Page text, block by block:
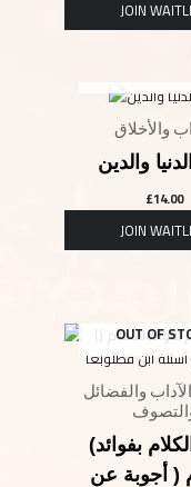
والأخلاق
والدين
£14.00
OUT OF
والفضائل
(طيب الكلام بفوائد
( أجوبة عن